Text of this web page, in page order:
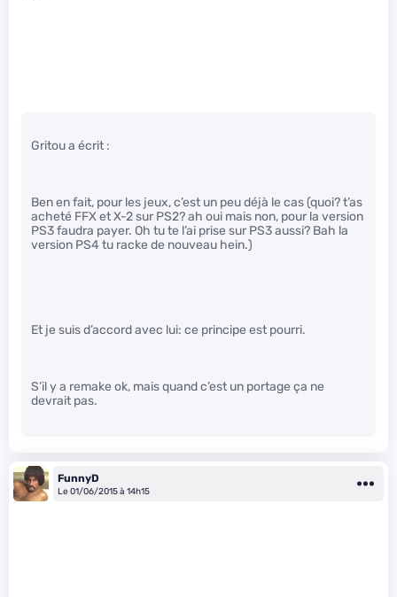
Gritou a écrit :
Ben en fait, pour les jeux, c’est un peu déjà le cas (quoi? t’as
acheté FFX et X-2 sur PS2? ah oui mais non, pour la version
PS3 faudra payer. Oh tu te l’ai prise sur PS3 aussi? Bah la
version PS4 tu racke de nouveau hein.)
Et je suis d’accord avec lui: ce principe est pourri.
S’il y a remake ok, mais quand c’est un portage ça ne
devrait pas.
FunnyD
Le 01/06/2015 à 14h15